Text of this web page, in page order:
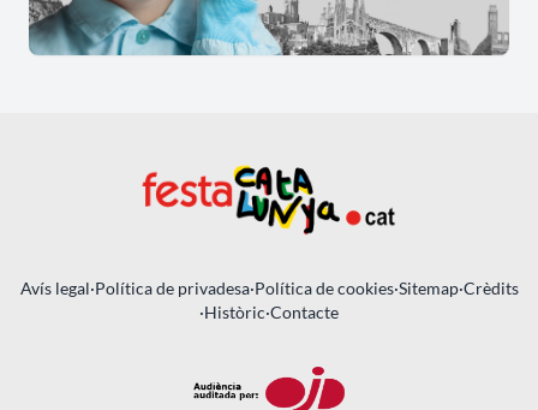
Avís legal·Política de privadesa·Política de cookies·Sitemap·Crèdits
·Històric·Contacte